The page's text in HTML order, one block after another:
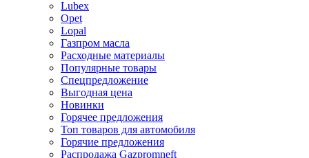
Lubex
Opet
Lopal
Газпром масла
Расходные материалы
Популярные товары
Спецпредложение
Выгодная цена
Новинки
Горячее предложения
Топ товаров для автомобиля
Горячие предложения
Распродажа Gazpromneft